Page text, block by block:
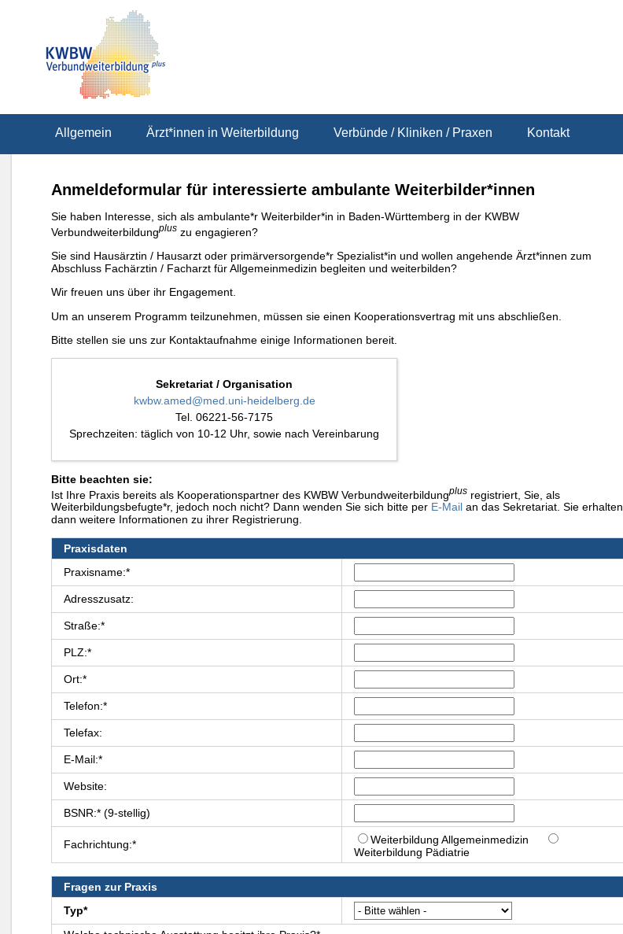
Allgemein Ärzt*innen in Weiterbildung Verbünde / Kliniken / Praxen Kontakt
Anmeldeformular für interessierte ambulante Weiterbilder*innen
Sie haben Interesse, sich als ambulante*r Weiterbilder*in in Baden-Württemberg in der KWBW
Verbundweiterbildungplus zu engagieren?
Sie sind Hausärztin / Hausarzt oder primärversorgende*r Spezialist*in und wollen angehende Ärzt*innen zum
Abschluss Fachärztin / Facharzt für Allgemeinmedizin begleiten und weiterbilden?
Wir freuen uns über ihr Engagement.
Um an unserem Programm teilzunehmen, müssen sie einen Kooperationsvertrag mit uns abschließen.
Bitte stellen sie uns zur Kontaktaufnahme einige Informationen bereit.
Sekretariat / Organisation
kwbw.amed@med.uni-heidelberg.de
Tel. 06221-56-7175
Sprechzeiten: täglich von 10-12 Uhr, sowie nach Vereinbarung
Bitte beachten sie:
Ist Ihre Praxis bereits als Kooperationspartner des KWBW Verbundweiterbildungplus registriert, Sie, als
Weiterbildungsbefugte*r, jedoch noch nicht? Dann wenden Sie sich bitte per E-Mail an das Sekretariat. Sie erhalten
dann weitere Informationen zu ihrer Registrierung.
Praxisdaten
Praxisname:*
Adresszusatz:
Straße:*
PLZ:*
Ort:*
Telefon:*
Telefax:
E-Mail:*
Website:
BSNR:* (9-stellig)
Fachrichtung:*
Weiterbildung Allgemeinmedizin
Weiterbildung Pädiatrie
Fragen zur Praxis
Typ*